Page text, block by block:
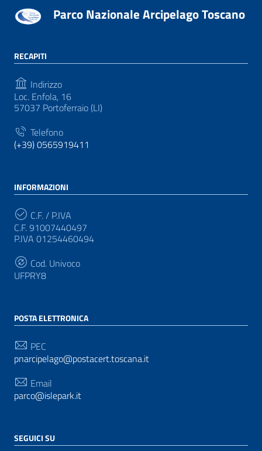
Parco Nazionale Arcipelago Toscano
RECAPITI
Indirizzo
Loc. Enfola, 16
57037 Portoferraio (LI)
Telefono
(+39) 0565919411
INFORMAZIONI
C.F. / P.IVA
C.F. 91007440497
P.IVA 01254460494
Cod. Univoco
UFPRY8
POSTA ELETTRONICA
PEC
pnarcipelago@postacert.toscana.it
Email
parco@islepark.it
SEGUICI SU